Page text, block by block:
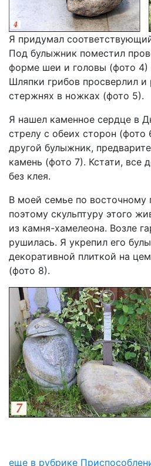
Я придумал
Под булыжник поместил
форме шеи и головы (фото 4)
Шляпки грибов просверлил и
стержнях в ножках (фото 5).
Я нашел каменное сердце в
стрелу с обеих сторон (фото
другой булыжник,
камень (фото 7). Кстати, все
без клея.
В моей семье по восточному
поэтому скульптуру этого
из камня-хамелеона. Возле
рушилась. Я укрепил его
декоративной плиткой на
(фото 8).
еще в рубрике